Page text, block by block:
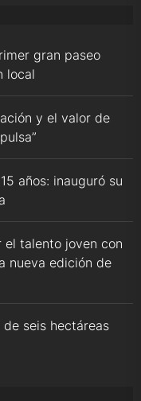
gran paseo
local
y el valor de
años: inauguró su
talento joven con
nueva edición de
seis hectáreas